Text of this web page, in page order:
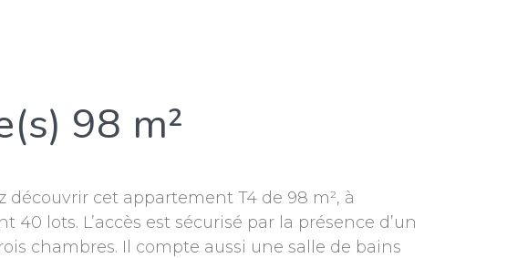
98 m²
découvrir cet appartement T4 de 98 m², à
lots. L’accès est sécurisé par la présence d’un
chambres. Il compte aussi une salle de bains